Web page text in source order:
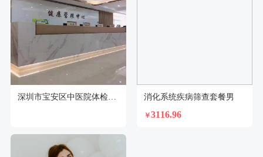
消化系统疾病筛查套餐男
￥3116.96